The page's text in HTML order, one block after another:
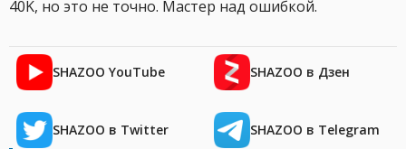
40K, но это не точно. Мастер над ошибкой.
SHAZOO YouTube SHAZOO в Дзен
SHAZOO в Twitter SHAZOO в Telegram